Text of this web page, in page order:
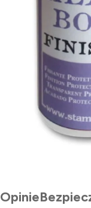
Opinie